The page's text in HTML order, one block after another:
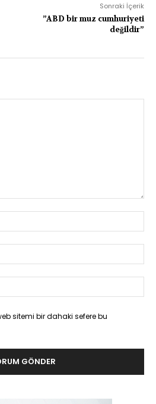
Sonraki İçerik
”ABD bir muz cumhuriyeti
değildir”
sitemi bir dahaki sefere bu